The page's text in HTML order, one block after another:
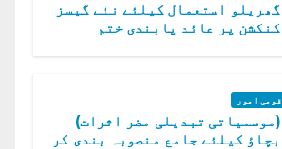
گھریلو استعمال کیلئے نئے گیسز
کنکشن پر عائد پابندی ختم
قومی امور
(موسمیاتی تبدیلی مضر اثرات)
بچاؤ کیلئے جامع منصوبہ بندی کر